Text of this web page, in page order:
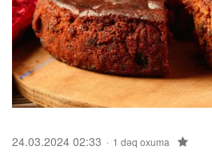
24.03.2024 02:33 1 dəq oxuma